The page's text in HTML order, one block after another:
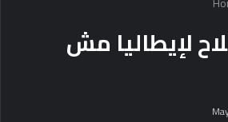
لإيطاليا مش